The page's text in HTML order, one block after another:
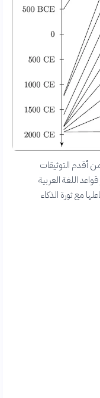
أقدم التوثيقات
اللغة العربية
مع ثورة الذكاء